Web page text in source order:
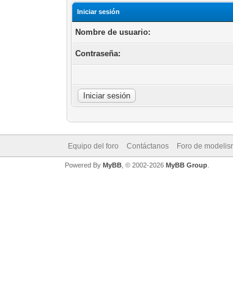
Iniciar sesión
Nombre de usuario:
Contraseña:
Equipo del foro Contáctanos Foro de
Powered By MyBB, © 2002-2026 MyBB Group.